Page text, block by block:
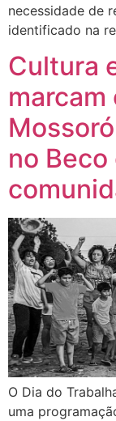
necessidade de
identificado na
Cultura
marcam
no
O Dia do
uma